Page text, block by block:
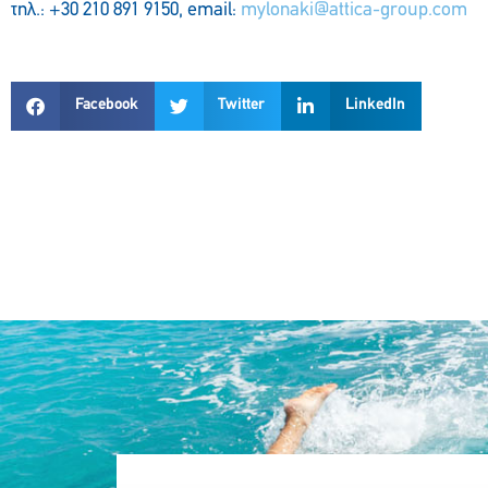
τηλ.: +30 210 891 9150, email: mylonaki@attica-group.com
Facebook Twitter LinkedIn